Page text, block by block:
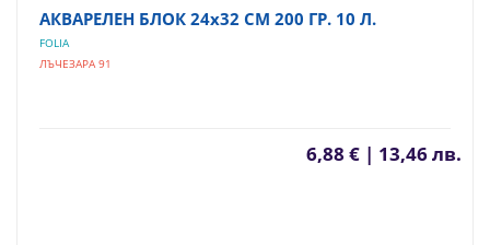
АКВАРЕЛЕН БЛОК 24х32 СМ 200 ГР. 10 Л.
FOLIA
ЛЪЧЕЗАРА 91
6,88 € | 13,46 лв.